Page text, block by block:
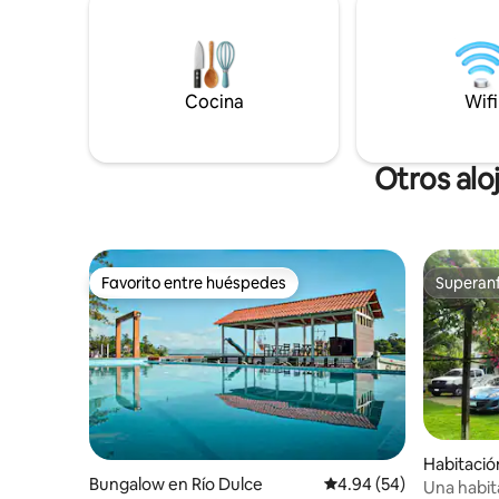
cercanos,
castillo de San
hermoso
Cocina Wifi
Otros
Favorito entre huéspedes
Favorito entre huéspedes
Bungalow en Río Dulce Calificación promedio:
4.94 (54)
Una